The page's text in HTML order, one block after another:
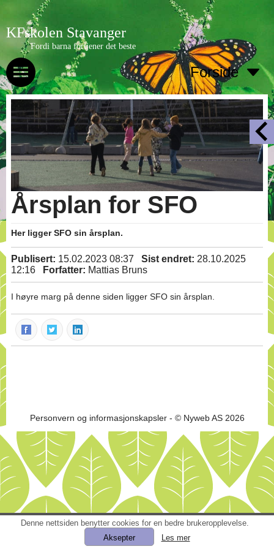
KFskolen Stavanger
Fordi barna fortjener det beste
Forside
Årsplan for SFO
Her ligger SFO sin årsplan.
Publisert: 15.02.2023 08:37 Sist endret: 28.10.2025
12:16
Forfatter: Mattias Bruns
I høyre marg på denne siden ligger SFO sin årsplan.
Personvern og informasjonskapsler- © Nyweb AS 2026
Denne nettsiden benytter cookies for en bedre brukeropplevelse.
Les mer